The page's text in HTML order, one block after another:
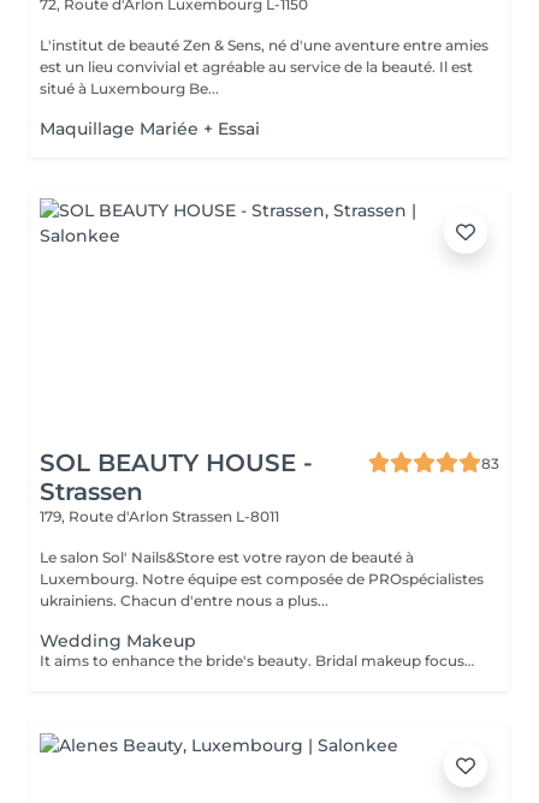
72, Route d'Arlon Luxembourg L-1150
L'institut de beauté Zen & Sens, né d'une aventure entre amies
est un lieu convivial et agréable au service de la beauté. Il est
situé à Luxembourg Be...
Maquillage Mariée + Essai
SOL BEAUTY HOUSE -
Strassen
83
179, Route d'Arlon Strassen L-8011
Le salon Sol' Nails&Store est votre rayon de beauté à
Luxembourg. Notre équipe est composée de PROspécialistes
ukrainiens. Chacun d'entre nous a plus...
Wedding Makeup
It aims to enhance the bride's beauty. Bridal makeup focuses on creating a flawless elegant and timeless look for your special day. It includes: - perfect foundation - correction - eyes makeup - eyebrows - perfect lips